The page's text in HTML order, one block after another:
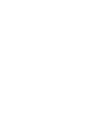
.ม.) รุ่น MC30ZV1S